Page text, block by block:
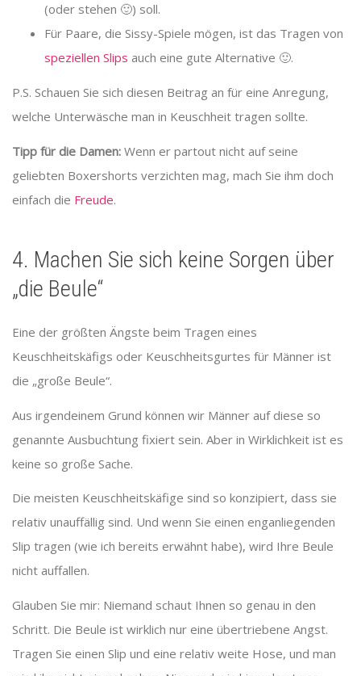
(oder stehen 🙂) soll.
Für Paare, die Sissy-Spiele mögen, ist das Tragen von
speziellen Slips auch eine gute Alternative 🙂.
P.S. Schauen Sie sich diesen Beitrag an für eine Anregung,
welche Unterwäsche man in Keuschheit tragen sollte.
Tipp für die Damen: Wenn er partout nicht auf seine
geliebten Boxershorts verzichten mag, mach Sie ihm doch
einfach die Freude.
4. Machen Sie sich keine Sorgen über
„die Beule“
Eine der größten Ängste beim Tragen eines
Keuschheitskäfigs oder Keuschheitsgurtes für Männer ist
die „große Beule“.
Aus irgendeinem Grund können wir Männer auf diese so
genannte Ausbuchtung fixiert sein. Aber in Wirklichkeit ist es
keine so große Sache.
Die meisten Keuschheitskäfige sind so konzipiert, dass sie
relativ unauffällig sind. Und wenn Sie einen enganliegenden
Slip tragen (wie ich bereits erwähnt habe), wird Ihre Beule
nicht auffallen.
Glauben Sie mir: Niemand schaut Ihnen so genau in den
Schritt. Die Beule ist wirklich nur eine übertriebene Angst.
Tragen Sie einen Slip und eine relativ weite Hose, und man